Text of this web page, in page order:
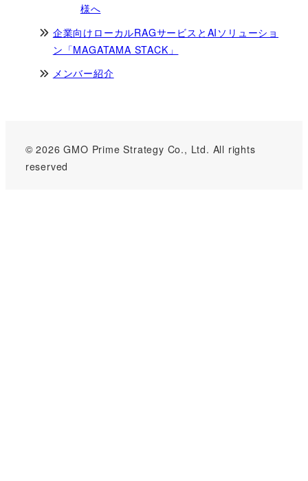
様へ
企業向けローカルRAGサービスとAIソリューショ
ン「MAGATAMA STACK」
メンバー紹介
© 2026 GMO Prime Strategy Co., Ltd. All rights
reserved